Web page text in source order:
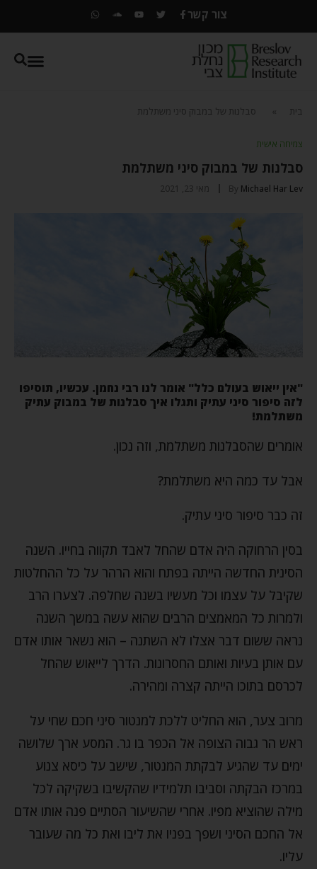
צור קשר
בית סבלנות של במבוק סיני משתלמת
צמיחה אישית
סבלנות של במבוק סיני משתלמת
By Michael Har Lev מאי 23, 2021
"אין ייאוש בעולם כלל" אומר לנו רבי נחמן. עכשיו, תוסיפו
לזה סיפור סיני עתיק ותגלו איך סבלנות של במבוק עתיק
משתלמת!
אומרים שהסבלנות משתלמת, וזה נכון.
אבל עד כמה היא משתלמת?
זה כבר סיפור סיני עתיק.
בסין הרחוקה היה אדם שהחל לאבד תקווה בחייו. השנה
הסינית החדשה הייתה בפתח והוא הרהר על כל ההחלטות
שקיבל על עצמו וכל מעשיו בשנה שחלפה. לצערו הרב
ולמרות כל המאמצים הרבים שהוא עשה במשך השנה
נראה ששום דבר אצלו לא השתנה – הוא נשאר אותו אדם
עם אותן בעיות ואותם החסרונות. הדרך לייאוש שהחל
לכרסם בתוכו הייתה קצרה ומהירה.
מרוב צער, הוא החליט ללכת למנטור סיני חכם שחי על
ראש הר גבוה הצופה אל הכפר בו גר. המסע ארך שלושה
ימים עד שהגיע לבקתת המנטור, שישב על כיסא צנוע
במרכז הבקתה וסביבו תלמידיו שהקשיבו בשקיקה לכל
מילה שהוציא מפיו. אחרי שהשיעור הסתיים פנה אותו אדם
אל החכם הסיני ושפך בפניו את ליבו ואת כל מה שעובר
עליו.